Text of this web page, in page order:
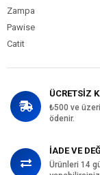
Zampa
Pawise
Catit
ÜCRETSİZ
₺500 ve
ödenir.
İADE VE
Ürünleri 14